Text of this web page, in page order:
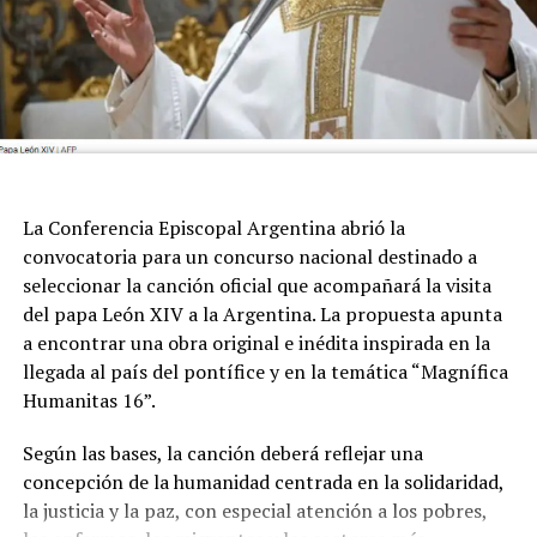
La Conferencia Episcopal Argentina abrió la
convocatoria para un concurso nacional destinado a
seleccionar la canción oficial que acompañará la visita
del papa León XIV a la Argentina. La propuesta apunta
a encontrar una obra original e inédita inspirada en la
llegada al país del pontífice y en la temática “Magnífica
Humanitas 16”.
Según las bases, la canción deberá reflejar una
concepción de la humanidad centrada en la solidaridad,
la justicia y la paz, con especial atención a los pobres,